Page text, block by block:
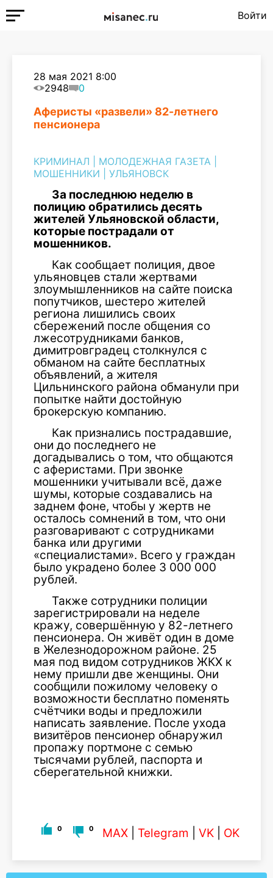
Войти
28 мая 2021 8:00
2948
0
Аферисты «развели» 82-летнего
пенсионера
КРИМИНАЛ МОЛОДЕЖНАЯ ГАЗЕТА
МОШЕННИКИ
УЛЬЯНОВСК
За последнюю неделю в
полицию обратились десять
жителей Ульяновской области,
которые пострадали от
мошенников.
Как сообщает полиция, двое
ульяновцев стали жертвами
злоумышленников на сайте поиска
попутчиков, шестеро жителей
региона лишились своих
сбережений после общения со
лжесотрудниками банков,
димитровградец столкнулся с
обманом на сайте бесплатных
объявлений, а жителя
Цильнинского района обманули при
попытке найти достойную
брокерскую компанию.
Как признались пострадавшие,
они до последнего не
догадывались о том, что общаются
с аферистами. При звонке
мошенники учитывали всё, даже
шумы, которые создавались на
заднем фоне, чтобы у жертв не
осталось сомнений в том, что они
разговаривают с сотрудниками
банка или другими
«специалистами». Всего у граждан
было украдено более 3 000 000
рублей.
Также сотрудники полиции
зарегистрировали на неделе
кражу, совершённую у 82-летнего
пенсионера. Он живёт один в доме
в Железнодорожном районе. 25
мая под видом сотрудников ЖКХ к
нему пришли две женщины. Они
сообщили пожилому человеку о
возможности бесплатно поменять
счётчики воды и предложили
написать заявление. После ухода
визитёров пенсионер обнаружил
пропажу портмоне с семью
тысячами рублей, паспорта и
сберегательной книжки.
0 0 MAX Telegram VK OK